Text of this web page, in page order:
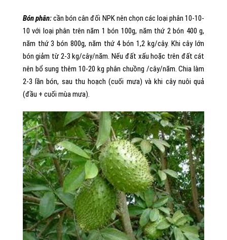
Bón phân:cần bón cân đối NPK nên chọn các loại phân 10-10-
10 với loại phân trên năm 1 bón 100g, năm thứ 2 bón 400 g,
năm thứ 3 bón 800g, năm thứ 4 bón 1,2 kg/cây. Khi cây lớn
bón giảm từ 2-3 kg/cây/năm. Nếu đất xấu hoặc trên đất cát
nên bổ sung thêm 10-20 kg phân chuồng /cây/năm. Chia làm
2-3 lần bón, sau thu hoạch (cuối mưa) và khi cây nuôi quả
(đầu + cuối mùa mưa).